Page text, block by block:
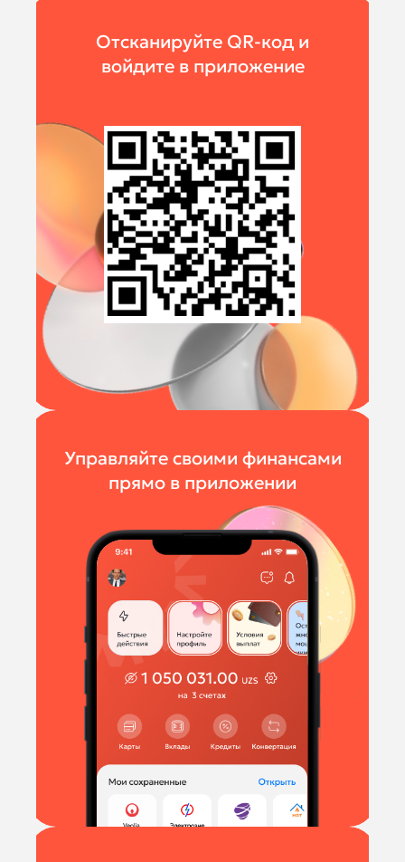
Отсканируйте QR-код и
войдите в приложение
Управляйте своими финансами
прямо в приложении